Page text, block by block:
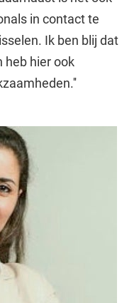
in contact te
Ik ben blij dat
heb hier ook